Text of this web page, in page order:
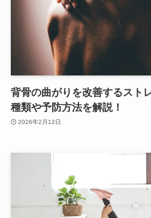
背骨の曲がりを改善するスト
種類や予防方法を解説！
2026年2月12日